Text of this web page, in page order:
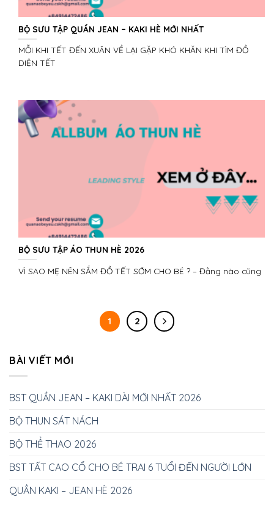
BỘ SƯU TẬP QUẦN JEAN – KAKI HÈ MỚI NHẤT
MỖI KHI TẾT ĐẾN XUÂN VỀ LẠI GẶP KHÓ KHĂN KHI TÌM ĐỒ
DIỆN TẾT
BỘ SƯU TẬP ÁO THUN HÈ 2026
VÌ SAO MẸ NÊN SẮM ĐỒ TẾT SỚM CHO BÉ ? – Đằng nào cũng
1 2
BÀI VIẾT MỚI
BST QUẦN JEAN – KAKI DÀI MỚI NHẤT 2026
BỘ THUN SÁT NÁCH
BỘ THỂ THAO 2026
BST TẤT CAO CỔ CHO BÉ TRAI 6 TUỔI ĐẾN NGƯỜI LỚN
QUẦN KAKI – JEAN HÈ 2026